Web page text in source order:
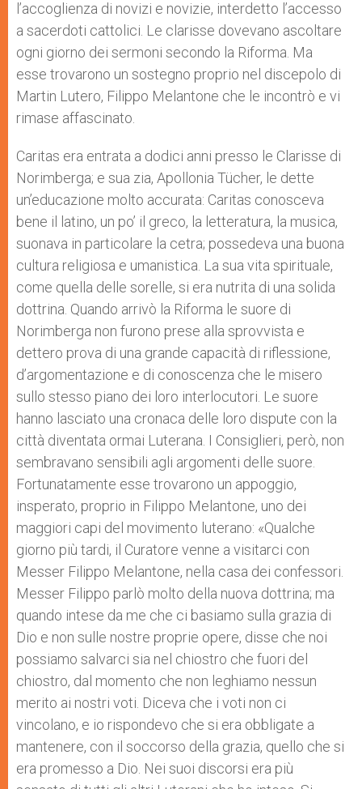
l’accoglienza di novizi e novizie, interdetto l’accesso
a sacerdoti cattolici. Le clarisse dovevano ascoltare
ogni giorno dei sermoni secondo la Riforma. Ma
esse trovarono un sostegno proprio nel discepolo di
Martin Lutero, Filippo Melantone che le incontrò e vi
rimase affascinato.
Caritas era entrata a dodici anni presso le Clarisse di
Norimberga; e sua zia, Apollonia Tücher, le dette
un’educazione molto accurata: Caritas conosceva
bene il latino, un po’ il greco, la letteratura, la musica,
suonava in particolare la cetra; possedeva una buona
cultura religiosa e umanistica. La sua vita spirituale,
come quella delle sorelle, si era nutrita di una solida
dottrina. Quando arrivò la Riforma le suore di
Norimberga non furono prese alla sprovvista e
dettero prova di una grande capacità di riflessione,
d’argomentazione e di conoscenza che le misero
sullo stesso piano dei loro interlocutori. Le suore
hanno lasciato una cronaca delle loro dispute con la
città diventata ormai Luterana. I Consiglieri, però, non
sembravano sensibili agli argomenti delle suore.
Fortunatamente esse trovarono un appoggio,
insperato, proprio in Filippo Melantone, uno dei
maggiori capi del movimento luterano: «Qualche
giorno più tardi, il Curatore venne a visitarci con
Messer Filippo Melantone, nella casa dei confessori.
Messer Filippo parlò molto della nuova dottrina; ma
quando intese da me che ci basiamo sulla grazia di
Dio e non sulle nostre proprie opere, disse che noi
possiamo salvarci sia nel chiostro che fuori del
chiostro, dal momento che non leghiamo nessun
merito ai nostri voti. Diceva che i voti non ci
vincolano, e io rispondevo che si era obbligate a
mantenere, con il soccorso della grazia, quello che si
era promesso a Dio. Nei suoi discorsi era più